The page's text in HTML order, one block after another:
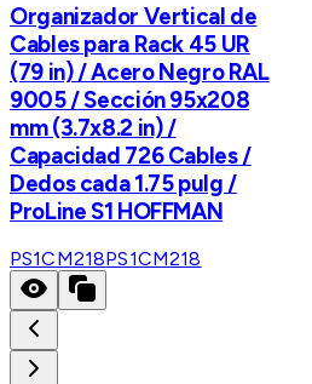
Organizador Vertical de
Cables para Rack 45 UR
(79 in) / Acero Negro RAL
9005 / Sección 95x208
mm (3.7x8.2 in) /
Capacidad 726 Cables /
Dedos cada 1.75 pulg /
ProLine S1 HOFFMAN
PS1CM218PS1CM218